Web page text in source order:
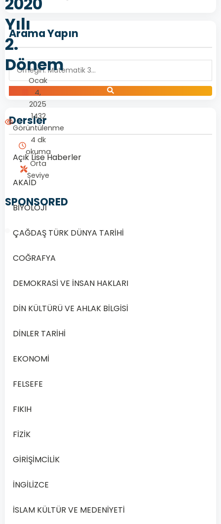
Yılı
2.
Dönem
Ocak
4,
2025
1432
Görüntülenme
4 dk
okuma
Orta
Seviye
SPONSORED
Aşağıdakilerden
hücre
ile
A
bebeğin
insana
Arama Yapın
Dersler
Açık Lise Haberler
AKAİD
BİYOLOJİ
ÇAĞDAŞ TÜRK DÜNYA TARİHİ
COĞRAFYA
DEMOKRASİ VE İNSAN HAKLARI
DİN KÜLTÜRÜ VE AHLAK BİLGİSİ
DİNLER TARİHİ
EKONOMİ
FELSEFE
FIKIH
FİZİK
GİRİŞİMCİLİK
İNGİLİZCE
İSLAM KÜLTÜR VE MEDENİYETİ